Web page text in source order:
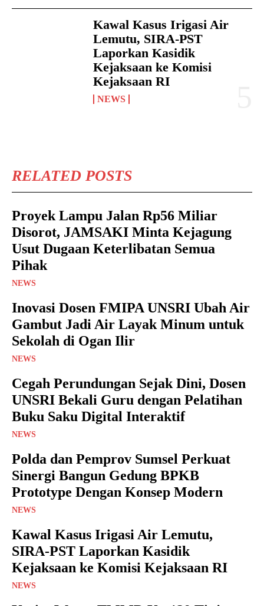
Kawal Kasus Irigasi Air
Lemutu, SIRA-PST
Laporkan Kasidik
Kejaksaan ke Komisi
Kejaksaan RI
NEWS
RELATED POSTS
Proyek Lampu Jalan Rp56 Miliar
Disorot, JAMSAKI Minta Kejagung
Usut Dugaan Keterlibatan Semua
Pihak
NEWS
Inovasi Dosen FMIPA UNSRI Ubah Air
Gambut Jadi Air Layak Minum untuk
Sekolah di Ogan Ilir
NEWS
Cegah Perundungan Sejak Dini, Dosen
UNSRI Bekali Guru dengan Pelatihan
Buku Saku Digital Interaktif
NEWS
Polda dan Pemprov Sumsel Perkuat
Sinergi Bangun Gedung BPKB
Prototype Dengan Konsep Modern
NEWS
Kawal Kasus Irigasi Air Lemutu,
SIRA-PST Laporkan Kasidik
Kejaksaan ke Komisi Kejaksaan RI
NEWS